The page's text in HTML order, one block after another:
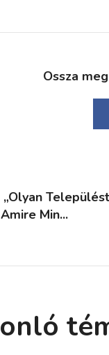
Ossza
„Olyan Települést
Min...